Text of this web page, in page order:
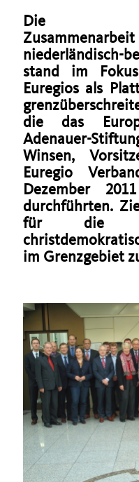
Die
niederländisch-
stand im
Euregios als
die das
Adenauer-
Winsen,
Euregio
Dezember
durchführten.
für die
im Grenzgebiet